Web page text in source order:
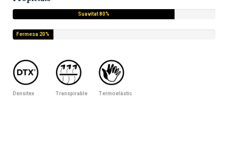
Suavitat 80%
Fermesa 20%
Densitex Transpirable Termoelàstic